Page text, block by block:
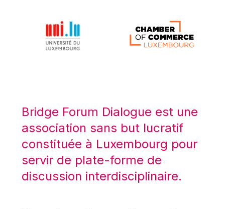
Lucas Papademos
Máire Geoghegan-Quinn
Mario Centeno
Mario Monti
Maroš ŠEFČOVIČ
Martin Bailey
Martine Reicherts
Bridge Forum Dialogue est une
association sans but lucratif
constituée à Luxembourg pour
servir de plate-forme de
discussion interdisciplinaire.